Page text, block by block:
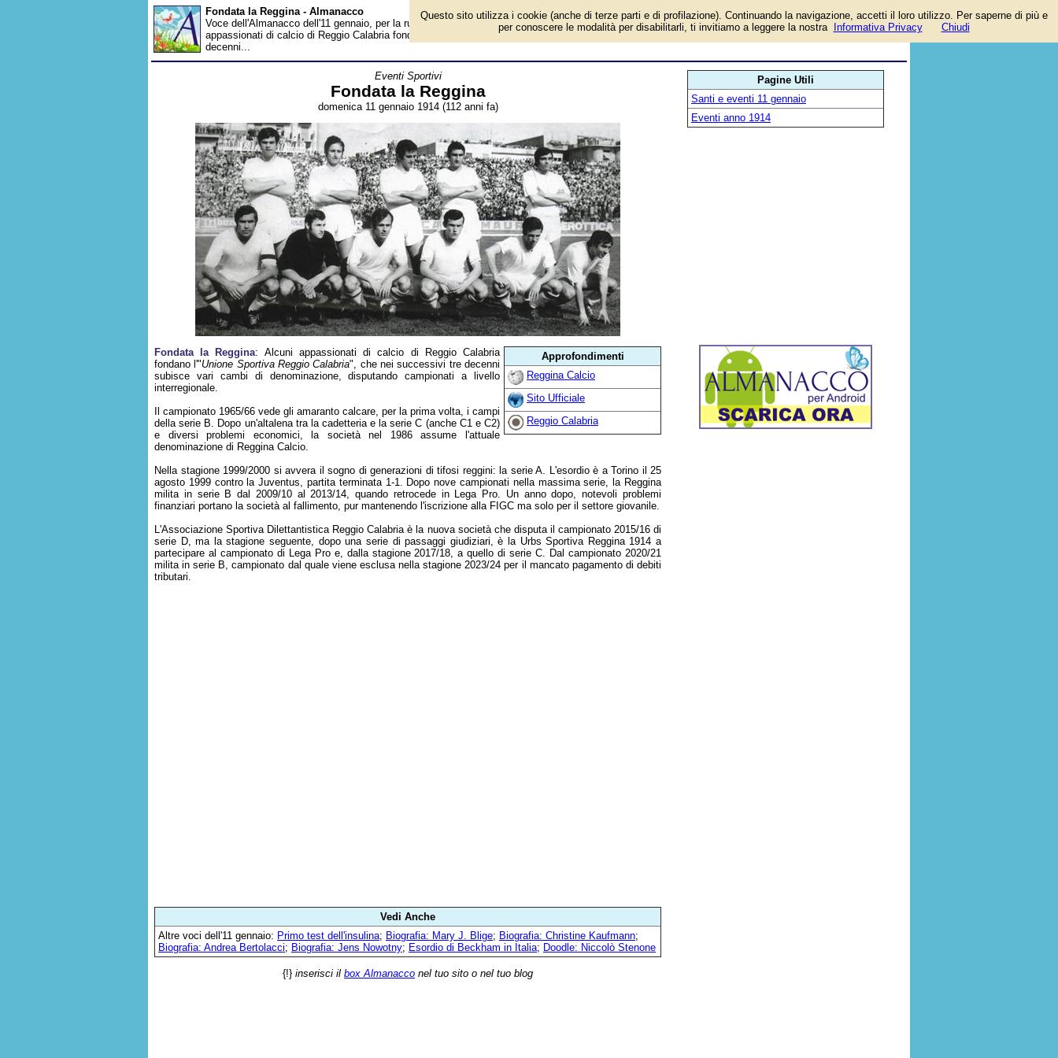
Fondata la Reggina - Almanacco
Voce dell'Almanacco dell'11 gennaio, per la rubrica 'Eventi Sportivi'. Evento avvenuto 112 anni fa. Alcuni
appassionati di calcio di Reggio Calabria fondano l'"Unione Sportiva Reggio Calabria", che nei successivi tre
decenni...
Eventi Sportivi
Fondata la Reggina
domenica 11 gennaio 1914 (112 anni fa)
Approfondimenti
Reggina Calcio
Sito Ufficiale
Reggio Calabria
Fondata la Reggina: Alcuni appassionati di calcio di Reggio Calabria
fondano l'"Unione Sportiva Reggio Calabria", che nei successivi tre decenni
subisce vari cambi di denominazione, disputando campionati a livello
interregionale.
Il campionato 1965/66 vede gli amaranto calcare, per la prima volta, i campi
della serie B. Dopo un'altalena tra la cadetteria e la serie C (anche C1 e C2)
e diversi problemi economici, la società nel 1986 assume l'attuale
denominazione di Reggina Calcio.
Nella stagione 1999/2000 si avvera il sogno di generazioni di tifosi reggini: la serie A. L'esordio è a Torino il 25
agosto 1999 contro la Juventus, partita terminata 1-1. Dopo nove campionati nella massima serie, la Reggina
milita in serie B dal 2009/10 al 2013/14, quando retrocede in Lega Pro. Un anno dopo, notevoli problemi
finanziari portano la società al fallimento, pur mantenendo l'iscrizione alla FIGC ma solo per il settore giovanile.
L'Associazione Sportiva Dilettantistica Reggio Calabria è la nuova società che disputa il campionato 2015/16 di
serie D, ma la stagione seguente, dopo una serie di passaggi giudiziari, è la Urbs Sportiva Reggina 1914 a
partecipare al campionato di Lega Pro e, dalla stagione 2017/18, a quello di serie C. Dal campionato 2020/21
milita in serie B, campionato dal quale viene esclusa nella stagione 2023/24 per il mancato pagamento di debiti
tributari.
Vedi Anche
Altre voci dell'11 gennaio: Primo test dell'insulina; Biografia: Mary J. Blige; Biografia: Christine Kaufmann;
Biografia: Andrea Bertolacci; Biografia: Jens Nowotny; Esordio di Beckham in Italia; Doodle: Niccolò Stenone
{!} inserisci il box Almanacco nel tuo sito o nel tuo blog
Pagine Utili
Santi e eventi 11 gennaio
Eventi anno 1914
Questo sito utilizza i cookie (anche di terze parti e di profilazione). Continuando la navigazione, accetti il loro utilizzo. Per saperne di più e
per conoscere le modalità per disabilitarli, ti invitiamo a leggere la nostra
Informativa Privacy Chiudi